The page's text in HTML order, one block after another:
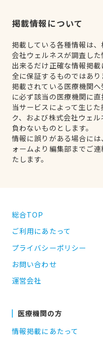
掲載情報について
掲載している各種情報は
会社ウェルネスが調査した
出来るだけ正確な情報掲
全に保証するものではあり
掲載されている医療機関
に必ず該当の医療機関に直
当サービスによって生じ
ク、および株式会社ウェ
負わないものとします。
情報に誤りがある場合に
ォームより編集部までご
たします。
総合TOP
ご利用にあたって
プライバシーポリシー
お問い合わせ
運営会社
医療機関の方
情報掲載にあたって